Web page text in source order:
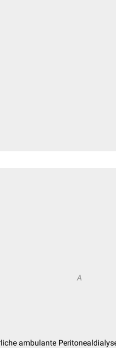
A
ambulante